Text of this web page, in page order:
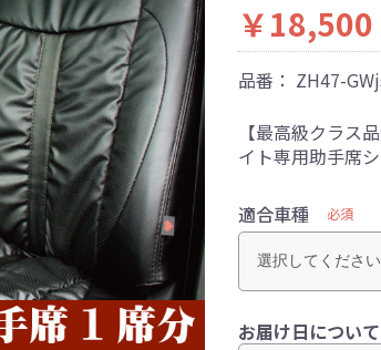
￥18,500
品番： ZH47-
【最高級クラス
イト専用助手席
適合車種 必須
お届け日について